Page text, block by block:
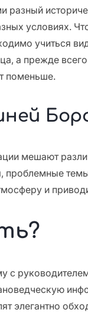
разный
условиях.
учиться
а прежде
поменьше.
мешают
и
с
элегантно